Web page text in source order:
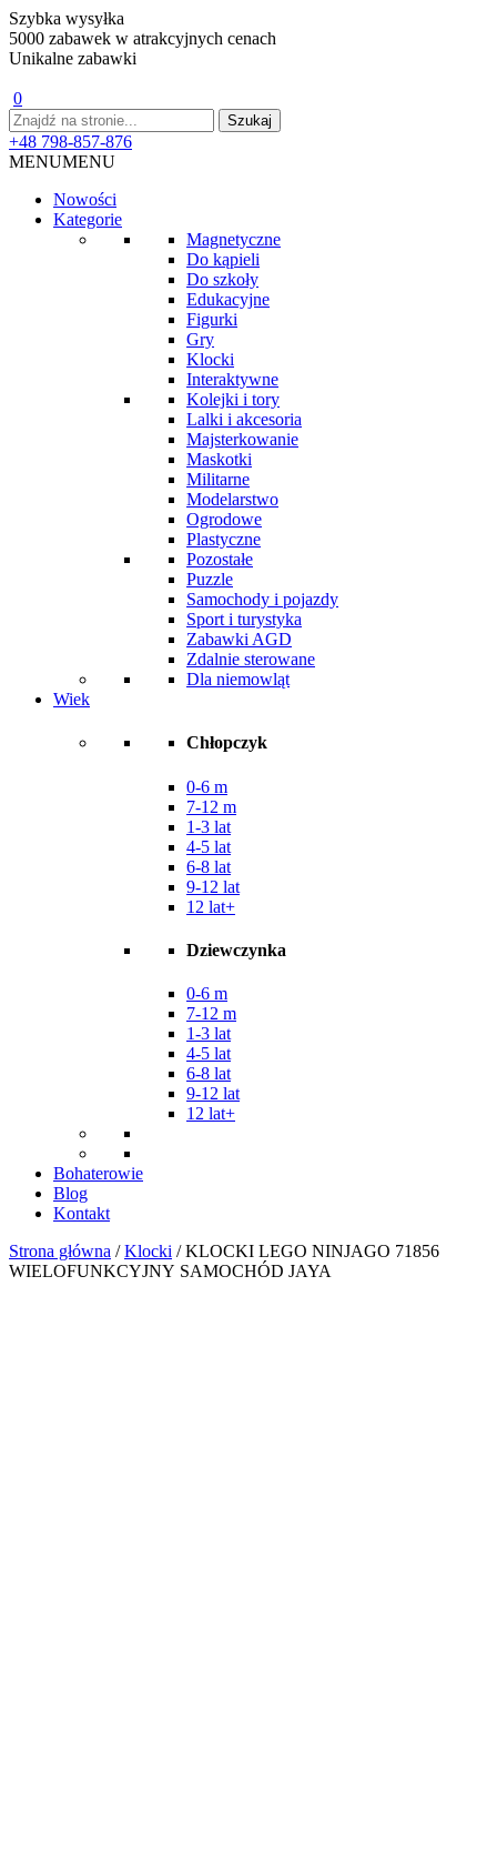
Szybka wysyłka
5000 zabawek w atrakcyjnych cenach
Unikalne zabawki
0
+48 798-857-876
MENUMENU
Nowości
Kategorie
Magnetyczne
Do kąpieli
Do szkoły
Edukacyjne
Figurki
Gry
Klocki
Interaktywne
Kolejki i tory
Lalki i akcesoria
Majsterkowanie
Maskotki
Militarne
Modelarstwo
Ogrodowe
Plastyczne
Pozostałe
Puzzle
Samochody i pojazdy
Sport i turystyka
Zabawki AGD
Zdalnie sterowane
Dla niemowląt
Wiek
Chłopczyk
0-6 m
7-12 m
1-3 lat
4-5 lat
6-8 lat
9-12 lat
12 lat+
Dziewczynka
0-6 m
7-12 m
1-3 lat
4-5 lat
6-8 lat
9-12 lat
12 lat+
Bohaterowie
Blog
Kontakt
Strona główna /Klocki / KLOCKI LEGO NINJAGO 71856
WIELOFUNKCYJNY SAMOCHÓD JAYA